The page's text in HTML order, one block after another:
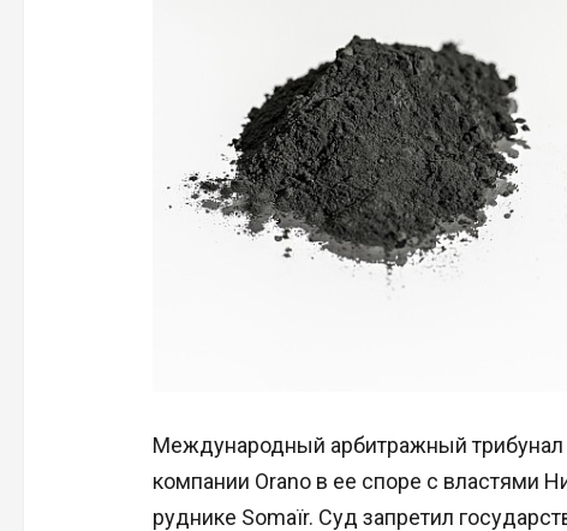
Международный арбитражный
компании Orano в ее споре с властями
руднике Somaïr. Суд запретил